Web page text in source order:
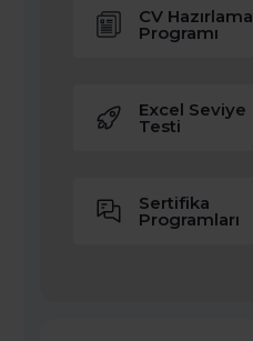
CV Hazırlama
Programı
Excel Seviye
Testi
Sertifika
Programları